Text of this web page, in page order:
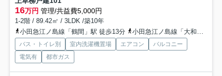
16万円 管理/共益費5,000円
1-2階 / 89.42㎡ / 3LDK /築10年
小田急江ノ島線「鶴間」駅 徒歩13分
小田急江ノ島線「大和」駅 徒歩23分
バス・トイレ別 室内洗濯機置場 エアコン
バルコニー
電気有
都市ガス